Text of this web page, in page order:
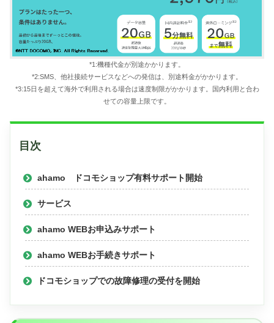
*1:機種代金が別途かかります。
*2:SMS、他社接続サービスなどへの発信は、別途料金がかかります。
*3:15日を超えて海外で利用される場合は速度制限がかかります。国内利用と合わ
せての容量上限です。
目次
ahamo ドコモショップ有料サポート開始
サービス
ahamo WEBお申込みサポート
ahamo WEBお手続きサポート
ドコモショップでの故障修理の受付を開始